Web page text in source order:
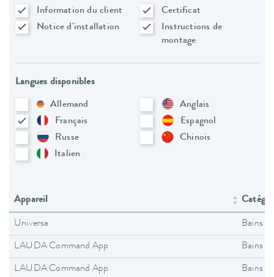
Information du client
Certificat
Notice d'installation
Instructions de
montage
Langues disponibles
Allemand
Anglais
Français
Espagnol
Russe
Chinois
Italien
Appareil
Universa Bains
LAUDA Command App Bains
LAUDA Command App Bains